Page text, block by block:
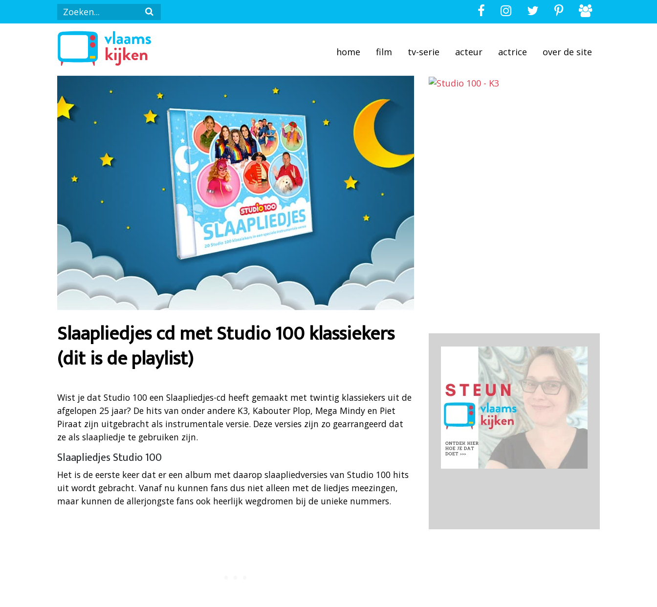
home film tv-serie acteur actrice over de site
Slaapliedjes cd met Studio 100 klassiekers
(dit is de playlist)
Wist je dat Studio 100 een Slaapliedjes-cd heeft gemaakt met twintig klassiekers uit de
afgelopen 25 jaar? De hits van onder andere K3, Kabouter Plop, Mega Mindy en Piet
Piraat zijn uitgebracht als instrumentale versie. Deze versies zijn zo gearrangeerd dat
ze als slaapliedje te gebruiken zijn.
Slaapliedjes Studio 100
Het is de eerste keer dat er een album met daarop slaapliedversies van Studio 100 hits
uit wordt gebracht. Vanaf nu kunnen fans dus niet alleen met de liedjes meezingen,
maar kunnen de allerjongste fans ook heerlijk wegdromen bij de unieke nummers.